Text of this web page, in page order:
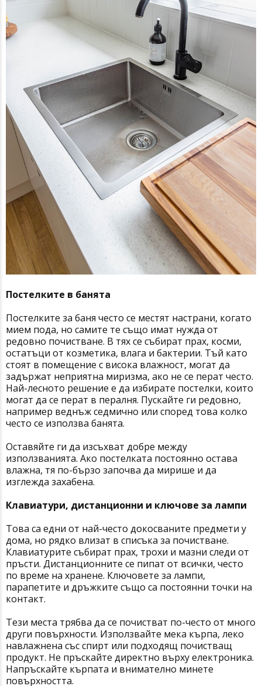
Постелките в банята
Постелките за баня често се местят настрани, когато
мием пода, но самите те също имат нужда от
редовно почистване. В тях се събират прах, косми,
остатъци от козметика, влага и бактерии. Тъй като
стоят в помещение с висока влажност, могат да
задържат неприятна миризма, ако не се перат често.
Най-лесното решение е да избирате постелки, които
могат да се перат в пералня. Пускайте ги редовно,
например веднъж седмично или според това колко
често се използва банята.
Оставяйте ги да изсъхват добре между
използванията. Ако постелката постоянно остава
влажна, тя по-бързо започва да мирише и да
изглежда захабена.
Клавиатури, дистанционни и ключове за лампи
Това са едни от най-често докосваните предмети у
дома, но рядко влизат в списъка за почистване.
Клавиатурите събират прах, трохи и мазни следи от
пръсти. Дистанционните се пипат от всички, често
по време на хранене. Ключовете за лампи,
парапетите и дръжките също са постоянни точки на
контакт.
Тези места трябва да се почистват по-често от много
други повърхности. Използвайте мека кърпа, леко
навлажнена със спирт или подходящ почистващ
продукт. Не пръскайте директно върху електроника.
Напръскайте кърпата и внимателно минете
повърхността.